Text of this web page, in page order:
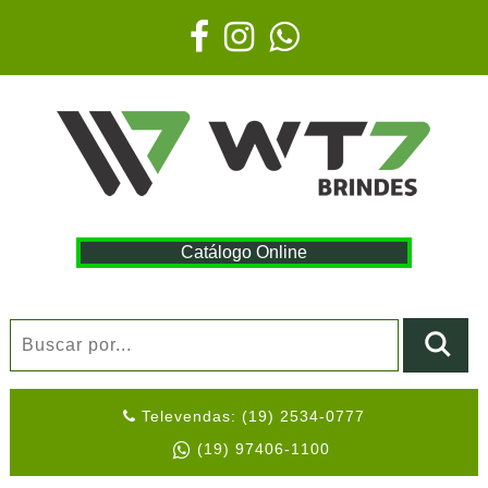
Catálogo Online
Televendas: (19) 2534-0777
(19) 97406-1100